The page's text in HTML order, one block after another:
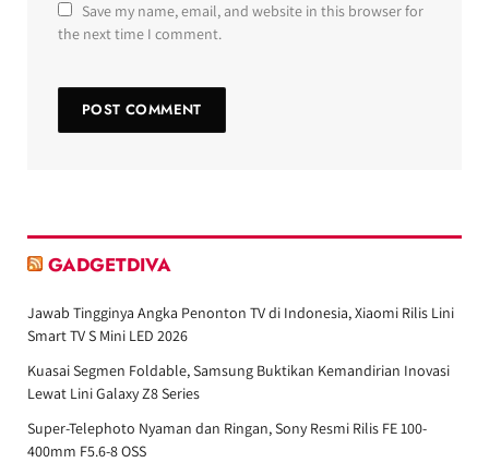
Save my name, email, and website in this browser for
the next time I comment.
GADGETDIVA
Jawab Tingginya Angka Penonton TV di Indonesia, Xiaomi Rilis Lini
Smart TV S Mini LED 2026
Kuasai Segmen Foldable, Samsung Buktikan Kemandirian Inovasi
Lewat Lini Galaxy Z8 Series
Super-Telephoto Nyaman dan Ringan, Sony Resmi Rilis FE 100-
400mm F5.6-8 OSS